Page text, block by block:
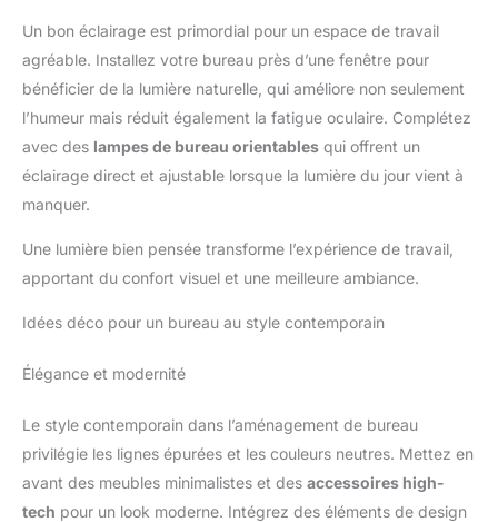
Un bon éclairage est primordial pour un espace de travail
agréable. Installez votre bureau près d’une fenêtre pour
bénéficier de la lumière naturelle, qui améliore non seulement
l’humeur mais réduit également la fatigue oculaire. Complétez
avec des lampes de bureau orientables qui offrent un
éclairage direct et ajustable lorsque la lumière du jour vient à
manquer.
Une lumière bien pensée transforme l’expérience de travail,
apportant du confort visuel et une meilleure ambiance.
Idées déco pour un bureau au style contemporain
Élégance et modernité
Le style contemporain dans l’aménagement de bureau
privilégie les lignes épurées et les couleurs neutres. Mettez en
avant des meubles minimalistes et des accessoires high-
tech pour un look moderne. Intégrez des éléments de design